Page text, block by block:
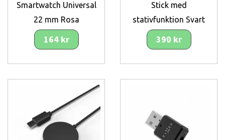
Smartwatch Universal
22 mm Rosa
164 kr
Stick med
stativfunktion Svart
390 kr